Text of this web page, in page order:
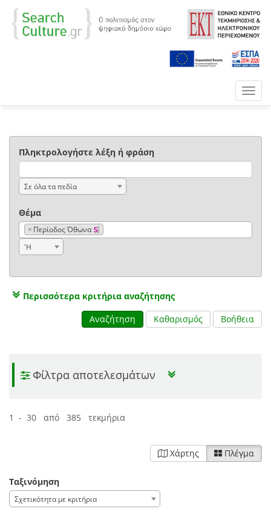
Πληκτρολογήστε λέξη ή φράση
Σε όλα τα πεδία
Θέμα
× Περίοδος Όθωνα
'Η
Περισσότερα κριτήρια αναζήτησης
Αναζήτηση
Καθαρισμός Βοήθεια
Φίλτρα αποτελεσμάτων
1 - 30 από 385 τεκμήρια
Χάρτης Πλέγμα
Ταξινόμηση
Σχετικότητα με κριτήρια